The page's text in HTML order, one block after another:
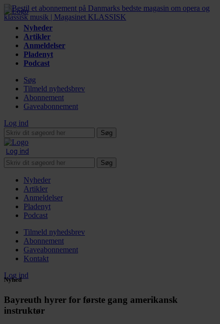
Nyheder
Artikler
Anmeldelser
Pladenyt
Podcast
Søg
Tilmeld nyhedsbrev
Abonnement
Gaveabonnement
Log ind
Søg
Log ind
Søg
Nyheder
Artikler
Anmeldelser
Pladenyt
Podcast
Tilmeld nyhedsbrev
Abonnement
Gaveabonnement
Kontakt
Log ind
Nyhed
Bayreuth hyrer for første gang amerikansk
instruktør